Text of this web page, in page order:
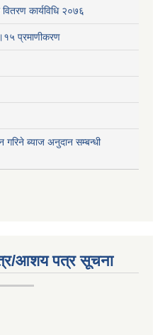
कार्यविधि २०७६
प्रमाणीकरण
गरिने ब्याज अनुदान सम्बन्धी
आशय पत्र सूचना